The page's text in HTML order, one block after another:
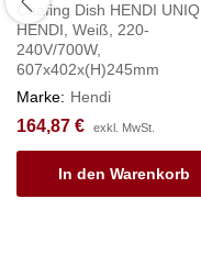
Chafing Dish HENDI UNIQ,
HENDI, Weiß, 220-
240V/700W,
607x402x(H)245mm
Marke: Hendi
164,87 € exkl. MwSt.
In den Warenkorb